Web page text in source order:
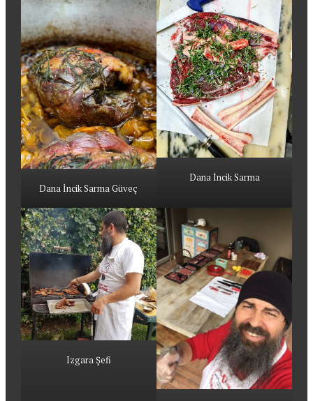
Dana İncik Sarma Güveç
Dana İncik Sarma
Izgara Şefi